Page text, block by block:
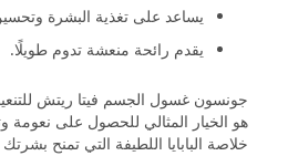
يساعد على تغذية البشرة
يقدم رائحة منعشة تدوم طويلًا.
هو الخيار المثالي للحصول على
خلاصة البابايا اللطيفة التي تمنح